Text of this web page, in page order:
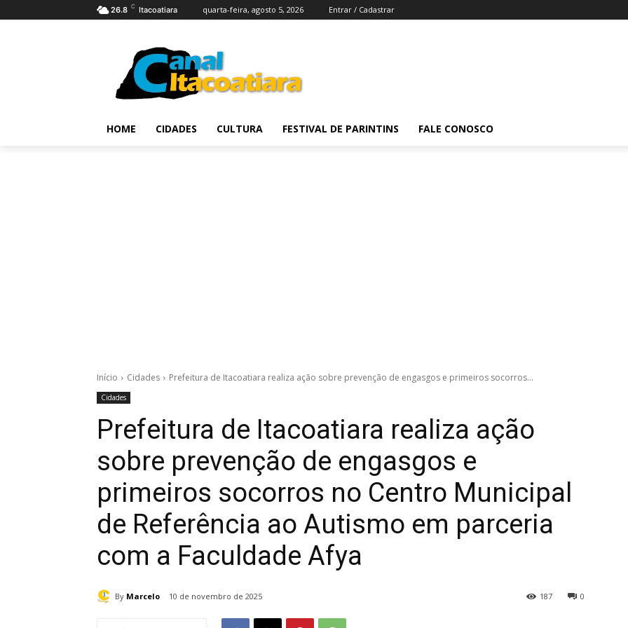
26.8 C Itacoatiara quarta-feira, agosto 5, 2026 Entrar / Cadastrar
HOME CIDADES CULTURA FESTIVAL DE PARINTINS FALE CONOSCO
Início Cidades Prefeitura de Itacoatiara realiza ação sobre prevenção de engasgos e primeiros socorros...
Cidades
Prefeitura de Itacoatiara realiza ação
sobre prevenção de engasgos e
primeiros socorros no Centro Municipal
de Referência ao Autismo em parceria
com a Faculdade Afya
By Marcelo 10 de novembro de 2025 0
187